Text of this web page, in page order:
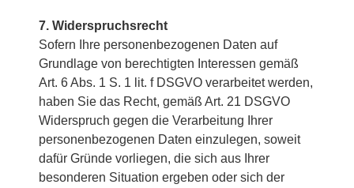
7. Widerspruchsrecht
Sofern Ihre personenbezogenen Daten auf
Grundlage von berechtigten Interessen gemäß
Art. 6 Abs. 1 S. 1 lit. f DSGVO verarbeitet werden,
haben Sie das Recht, gemäß Art. 21 DSGVO
Widerspruch gegen die Verarbeitung Ihrer
personenbezogenen Daten einzulegen, soweit
dafür Gründe vorliegen, die sich aus Ihrer
besonderen Situation ergeben oder sich der